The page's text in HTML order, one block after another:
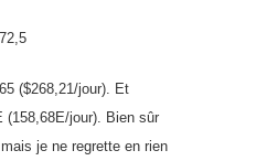
($268,21/jour). Et
(158,68E/jour). Bien sûr
je ne regrette en rien